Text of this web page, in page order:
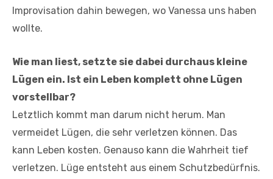
Improvisation dahin bewegen, wo Vanessa uns haben
wollte.
Wie man liest, setzte sie dabei durchaus kleine
Lügen ein. Ist ein Leben komplett ohne Lügen
vorstellbar?
Letztlich kommt man darum nicht herum. Man
vermeidet Lügen, die sehr verletzen können. Das
kann Leben kosten. Genauso kann die Wahrheit tief
verletzen. Lüge entsteht aus einem Schutzbedürfnis.